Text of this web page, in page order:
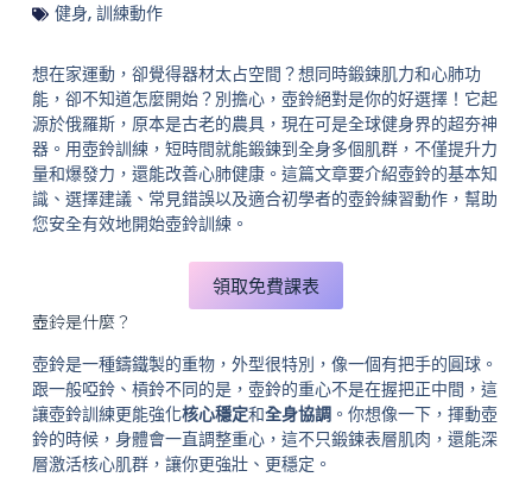
健身, 訓練動作
想在家運動，卻覺得器材太占空間？想同時鍛鍊肌力和心肺功
能，卻不知道怎麼開始？別擔心，壺鈴絕對是你的好選擇！它起
源於俄羅斯，原本是古老的農具，現在可是全球健身界的超夯神
器。用壺鈴訓練，短時間就能鍛鍊到全身多個肌群，不僅提升力
量和爆發力，還能改善心肺健康。這篇文章要介紹壺鈴的基本知
識、選擇建議、常見錯誤以及適合初學者的壺鈴練習動作，幫助
您安全有效地開始壺鈴訓練。
領取免費課表
壺鈴是什麼？
壺鈴是一種鑄鐵製的重物，外型很特別，像一個有把手的圓球。
跟一般啞鈴、槓鈴不同的是，壺鈴的重心不是在握把正中間，這
讓壺鈴訓練更能強化核心穩定和全身協調。你想像一下，揮動壺
鈴的時候，身體會一直調整重心，這不只鍛鍊表層肌肉，還能深
層激活核心肌群，讓你更強壯、更穩定。